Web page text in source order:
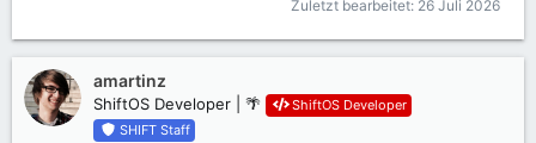
Zuletzt bearbeitet: 26 Juli 2026
amartinz
ShiftOS Developer | 🌴
ShiftOS Developer
SHIFT Staff